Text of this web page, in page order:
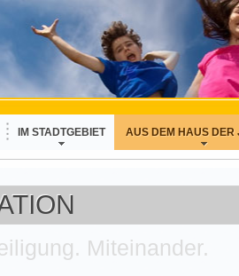
IM STADTGEBIET AUS DEM HAUS DER
Miteinander.